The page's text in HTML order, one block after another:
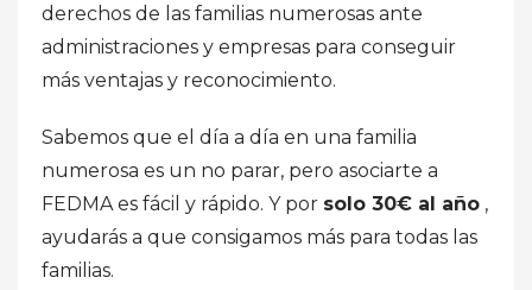
derechos de las familias numerosas ante
administraciones y empresas para conseguir
más ventajas y reconocimiento.
Sabemos que el día a día en una familia
numerosa es un no parar, pero asociarte a
FEDMA es fácil y rápido. Y por solo 30€ al año ,
ayudarás a que consigamos más para todas las
familias.